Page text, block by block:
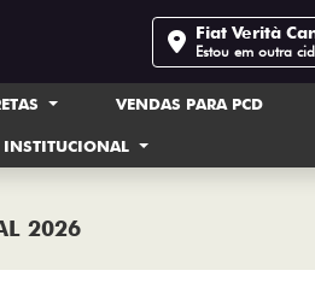
Fiat Verità
Estou em outra
VENDAS PARA PCD
INSTITUCIONAL
2026